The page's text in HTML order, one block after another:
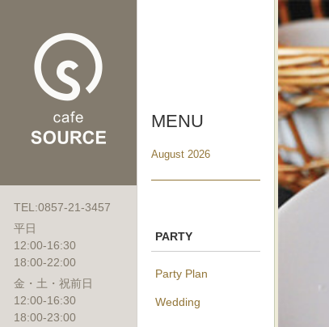
TEL:0857-21-3457
平日
12:00-16:30
18:00-22:00
金・土・祝前日
12:00-16:30
18:00-23:00
MENU
August 2026
PARTY
Party Plan
Wedding